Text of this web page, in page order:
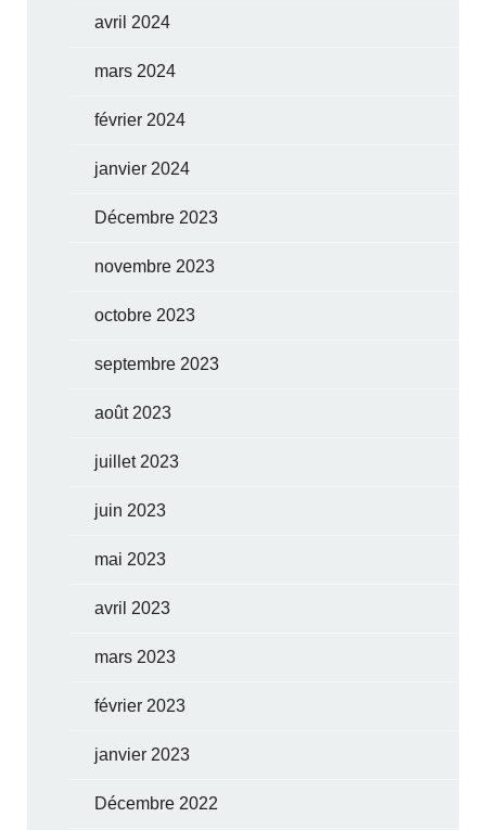
avril 2024
mars 2024
février 2024
janvier 2024
Décembre 2023
novembre 2023
octobre 2023
septembre 2023
août 2023
juillet 2023
juin 2023
mai 2023
avril 2023
mars 2023
février 2023
janvier 2023
Décembre 2022